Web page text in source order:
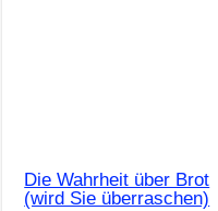
Die Wahrheit über Brot
(wird Sie überraschen)